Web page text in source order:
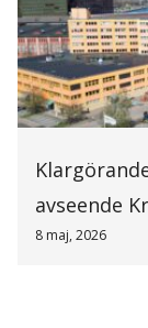
avseende
8 maj, 2026